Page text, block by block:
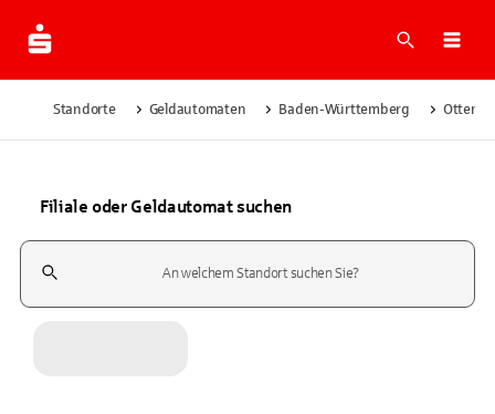
Suche
Standorte Geldautomaten Baden-Württemberg
Filiale oder Geldautomat suchen
Suchfeld